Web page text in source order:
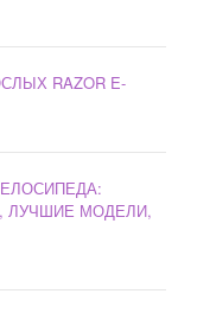
RAZOR E-
ЛУЧШИЕ МОДЕЛИ,